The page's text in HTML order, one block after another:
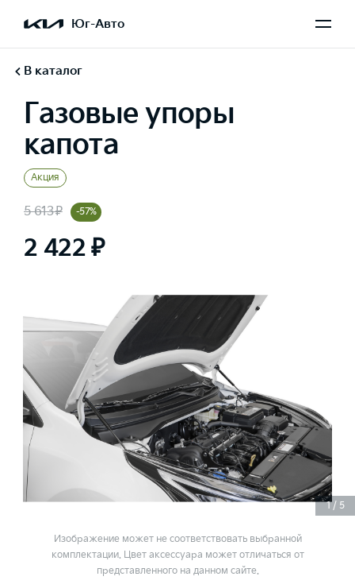
Юг-Авто
В каталог
Газовые упоры
капота
Акция
5 613 ₽ -57%
2 422 ₽
1/ 5
Изображение может не соответствовать выбранной
комплектации. Цвет аксессуара может отличаться от
представленного на данном сайте.